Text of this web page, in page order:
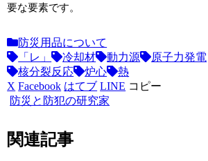
要な要素です。
防災用品について
「レ」
冷却材 動力源
原子力発電
核分裂反応
炉心
熱
X Facebook はてブ LINE コピー
防災と防犯の研究家
関連記事